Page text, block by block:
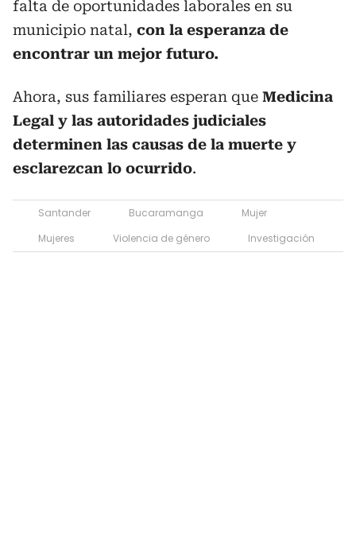
falta de oportunidades laborales en su
municipio natal, con la esperanza de
encontrar un mejor futuro.
Ahora, sus familiares esperan que Medicina
Legal y las autoridades judiciales
determinen las causas de la muerte y
esclarezcan lo ocurrido.
Santander Bucaramanga
Mujer
Mujeres
Violencia de género Investigación